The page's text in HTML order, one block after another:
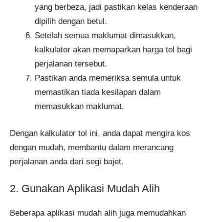
yang berbeza, jadi pastikan kelas kenderaan
dipilih dengan betul.
Setelah semua maklumat dimasukkan,
kalkulator akan memaparkan harga tol bagi
perjalanan tersebut.
Pastikan anda memeriksa semula untuk
memastikan tiada kesilapan dalam
memasukkan maklumat.
Dengan kalkulator tol ini, anda dapat mengira kos
dengan mudah, membantu dalam merancang
perjalanan anda dari segi bajet.
2. Gunakan Aplikasi Mudah Alih
Beberapa aplikasi mudah alih juga memudahkan